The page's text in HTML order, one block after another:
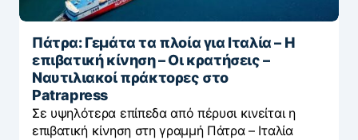
Πάτρα: Γεμάτα τα πλοία για Ιταλία – Η
επιβατική κίνηση – Οι κρατήσεις –
Ναυτιλιακοί πράκτορες στο
Patrapress
Σε υψηλότερα επίπεδα από πέρυσι κινείται η
επιβατική κίνηση στη γραμμή Πάτρα – Ιταλία